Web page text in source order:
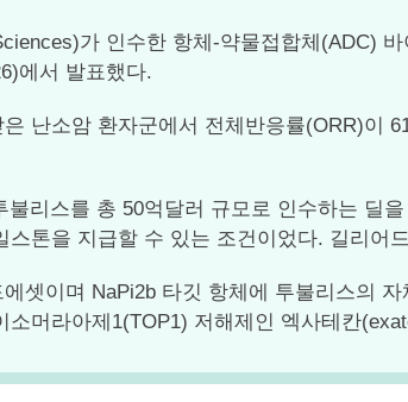
가 인수한 항체-약물접합체(ADC)
에서 발표했다.
난소암 환자군에서 전체반응률(ORR)이
불리스를 총 50억달러 규모로 인수하는 딜
스톤을 지급할 수 있는 조건이었다. 길리어
셋이며 NaPi2b 타깃 항체에 투불리스의
머라아제1(TOP1) 저해제인 엑사테칸